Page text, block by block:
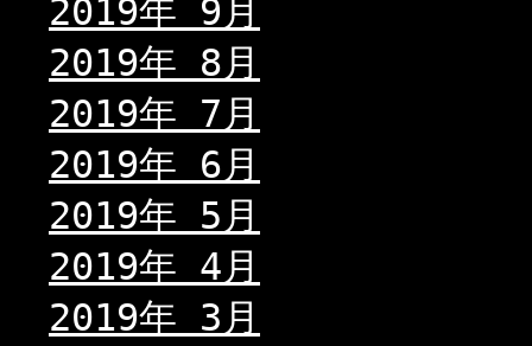
2019年 9月
2019年 8月
2019年 7月
2019年 6月
2019年 5月
2019年 4月
2019年 3月